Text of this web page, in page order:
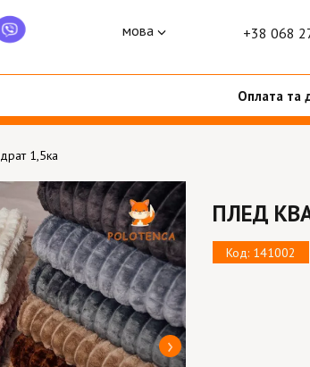
мова +38 068
Оплата та
1,5ка
ПЛЕД
Код: 141002